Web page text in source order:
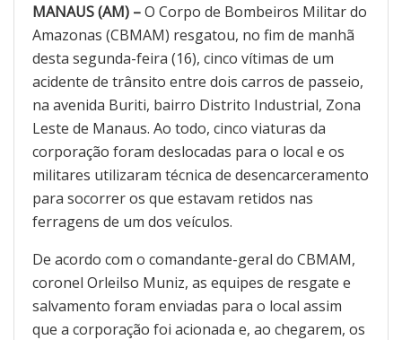
MANAUS (AM) –O Corpo de Bombeiros Militar do
Amazonas (CBMAM) resgatou, no fim de manhã
desta segunda-feira (16), cinco vítimas de um
acidente de trânsito entre dois carros de passeio,
na avenida Buriti, bairro Distrito Industrial, Zona
Leste de Manaus. Ao todo, cinco viaturas da
corporação foram deslocadas para o local e os
militares utilizaram técnica de desencarceramento
para socorrer os que estavam retidos nas
ferragens de um dos veículos.
De acordo com o comandante-geral do CBMAM,
coronel Orleilso Muniz, as equipes de resgate e
salvamento foram enviadas para o local assim
que a corporação foi acionada e, ao chegarem, os